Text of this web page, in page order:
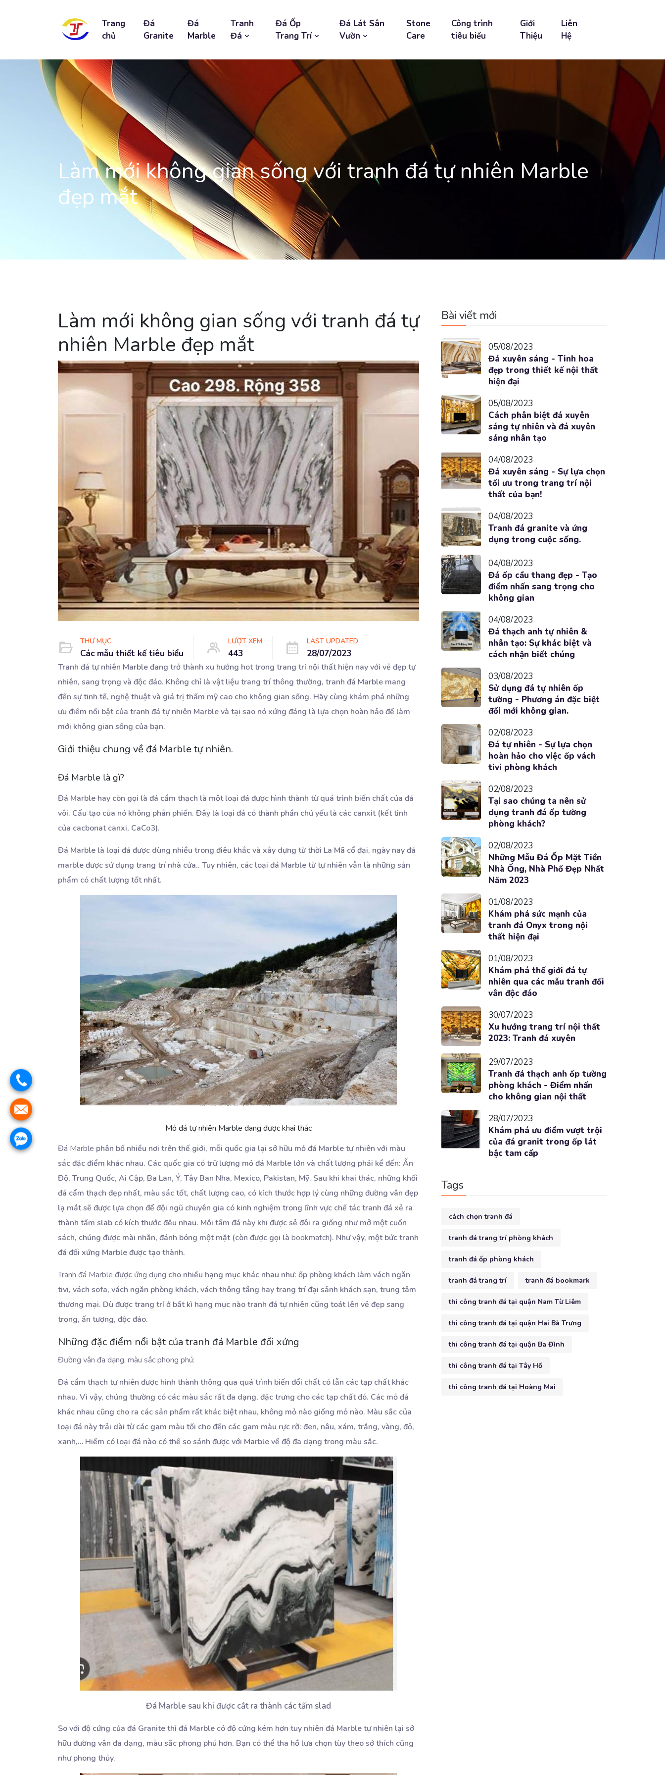
Trang
chủ
Đá
Granite
Đá
Marble
Tranh
Đá
Đá Ốp
Trang Trí
Đá Lát Sân
Vườn
Stone
Care
Công trình
tiêu biểu
Giới
Thiệu
Liên
Hệ
Làm mới không gian sống với tranh đá tự nhiên Marble
đẹp mắt
Làm mới không gian sống với tranh đá tự
nhiên Marble đẹp mắt
THƯ MỤC
Các mẫu thiết kế tiêu biểu
LƯỢT XEM
443
LAST UPDATED
28/07/2023
Tranh đá tự nhiên Marble đang trở thành xu hướng hot trong trang trí nội thất hiện nay với vẻ đẹp tự
nhiên, sang trọng và độc đáo. Không chỉ là vật liệu trang trí thông thường, tranh đá Marble mang
đến sự tinh tế, nghệ thuật và giá trị thẩm mỹ cao cho không gian sống. Hãy cùng khám phá những
ưu điểm nổi bật của tranh đá tự nhiên Marble và tại sao nó xứng đáng là lựa chọn hoàn hảo để làm
mới không gian sống của bạn.
Giới thiệu chung về đá Marble tự nhiên.
Đá Marble là gì?
Đá Marble hay còn gọi là đá cẩm thạch là một loại đá được hình thành từ quá trình biến chất của đá
vôi. Cấu tạo của nó không phân phiến. Đây là loại đá có thành phần chủ yếu là các canxit (kết tinh
của cacbonat canxi, CaCo3).
Đá Marble là loại đá được dùng nhiều trong điêu khắc và xây dựng từ thời La Mã cổ đại, ngày nay đá
marble được sử dụng trang trí nhà cửa.. Tuy nhiên, các loại đá Marble từ tự nhiên vẫn là những sản
phẩm có chất lượng tốt nhất.
Mỏ đá tự nhiên Marble đang được khai thác
Đá Marble phân bố nhiều nơi trên thế giới, mỗi quốc gia lại sở hữu mỏ đá Marble tự nhiên với màu
sắc đặc điểm khác nhau. Các quốc gia có trữ lượng mỏ đá Marble lớn và chất lượng phải kể đến: Ấn
Độ, Trung Quốc, Ai Cập, Ba Lan, Ý, Tây Ban Nha, Mexico, Pakistan, Mỹ. Sau khi khai thác, những khối
đá cẩm thạch đẹp nhất, màu sắc tốt, chất lượng cao, có kích thước hợp lý cùng những đường vân đẹp
lạ mắt sẽ được lựa chọn để đội ngũ chuyên gia có kinh nghiệm trong lĩnh vực chế tác tranh đá xẻ ra
thành tấm slab có kích thước đều nhau. Mỗi tấm đá này khi được sẻ đôi ra giống như mở một cuốn
sách, chúng được mài nhẵn, đánh bóng một mặt (còn được gọi là bookmatch). Như vậy, một bức tranh
đá đối xứng Marble được tạo thành.
Tranh đá Marble được ứng dụng cho nhiều hạng mục khác nhau như: ốp phòng khách làm vách ngăn
tivi, vách sofa, vách ngăn phòng khách, vách thông tầng hay trang trí đại sảnh khách sạn, trung tâm
thương mại. Dù được trang trí ở bất kì hạng mục nào tranh đá tự nhiên cũng toát lên vẻ đẹp sang
trọng, ấn tượng, độc đáo.
Những đặc điểm nổi bật của tranh đá Marble đối xứng
Đường vân đa dạng, màu sắc phong phú:
Đá cẩm thạch tự nhiên được hình thành thông qua quá trình biến đổi chất có lẫn các tạp chất khác
nhau. Vì vậy, chúng thường có các màu sắc rất đa dạng, đặc trưng cho các tạp chất đó. Các mỏ đá
khác nhau cũng cho ra các sản phẩm rất khác biệt nhau, không mỏ nào giống mỏ nào. Màu sắc của
loại đá này trải dài từ các gam màu tối cho đến các gam màu rực rỡ: đen, nâu, xám, trắng, vàng, đỏ,
xanh,… Hiếm có loại đá nào có thể so sánh được với Marble về độ đa dạng trong màu sắc.
Đá Marble sau khi được cắt ra thành các tấm slad
So với độ cứng của đá Granite thì đá Marble có độ cứng kém hơn tuy nhiên đá Marble tự nhiên lại sở
hữu đường vân đa dạng, màu sắc phong phú hơn. Bạn có thể tha hồ lựa chọn tùy theo sở thích cũng
như phong thủy.
Bài viết mới
05/08/2023
Đá xuyên sáng - Tinh hoa
đẹp trong thiết kế nội thất
hiện đại
05/08/2023
Cách phân biệt đá xuyên
sáng tự nhiên và đá xuyên
sáng nhân tạo
04/08/2023
Đá xuyên sáng - Sự lựa chọn
tối ưu trong trang trí nội
thất của bạn!
04/08/2023
Tranh đá granite và ứng
dụng trong cuộc sống.
04/08/2023
Đá ốp cầu thang đẹp - Tạo
điểm nhấn sang trọng cho
không gian
04/08/2023
Đá thạch anh tự nhiên &
nhân tạo: Sự khác biệt và
cách nhận biết chúng
03/08/2023
Sử dụng đá tự nhiên ốp
tường - Phương án đặc biệt
đổi mới không gian.
02/08/2023
Đá tự nhiên - Sự lựa chọn
hoàn hảo cho việc ốp vách
tivi phòng khách
02/08/2023
Tại sao chúng ta nên sử
dụng tranh đá ốp tường
phòng khách?
02/08/2023
Những Mẫu Đá Ốp Mặt Tiền
Nhà Ống, Nhà Phố Đẹp Nhất
Năm 2023
01/08/2023
Khám phá sức mạnh của
tranh đá Onyx trong nội
thất hiện đại
01/08/2023
Khám phá thế giới đá tự
nhiên qua các mẫu tranh đối
vân độc đáo
30/07/2023
Xu hướng trang trí nội thất
2023: Tranh đá xuyên
29/07/2023
Tranh đá thạch anh ốp tường
phòng khách - Điểm nhấn
cho không gian nội thất
28/07/2023
Khám phá ưu điểm vượt trội
của đá granit trong ốp lát
bậc tam cấp
Tags
cách chọn tranh đá
tranh đá trang trí phòng khách
tranh đá ốp phòng khách
tranh đá trang trí tranh đá bookmark
thi công tranh đá tại quận Nam Từ Liêm
thi công tranh đá tại quận Hai Bà Trưng
thi công tranh đá tại quận Ba Đình
thi công tranh đá tại Tây Hồ
thi công tranh đá tại Hoàng Mai